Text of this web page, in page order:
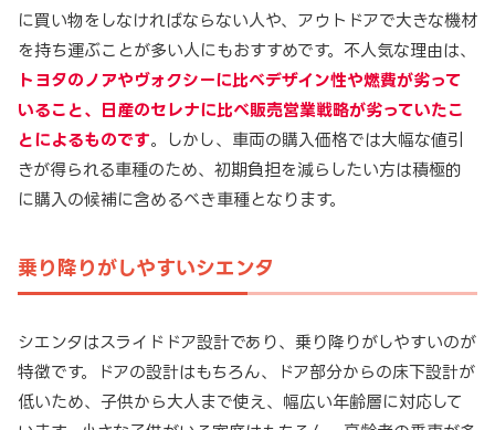
に買い物をしなければならない人や、アウトドアで大きな機材
を持ち運ぶことが多い人にもおすすめです。不人気な理由は、
トヨタのノアやヴォクシーに比べデザイン性や燃費が劣って
いること、日産のセレナに比べ販売営業戦略が劣っていたこ
とによるものです。しかし、車両の購入価格では大幅な値引
きが得られる車種のため、初期負担を減らしたい方は積極的
に購入の候補に含めるべき車種となります。
乗り降りがしやすいシエンタ
シエンタはスライドドア設計であり、乗り降りがしやすいのが
特徴です。ドアの設計はもちろん、ドア部分からの床下設計が
低いため、子供から大人まで使え、幅広い年齢層に対応して